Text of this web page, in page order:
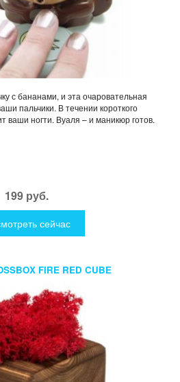
с бананами, и эта очаровательная
пальчики. В течении короткого
ваши ногти. Вуаля – и маникюр готов.
199 руб.
сейчас
FIRE RED CUBE